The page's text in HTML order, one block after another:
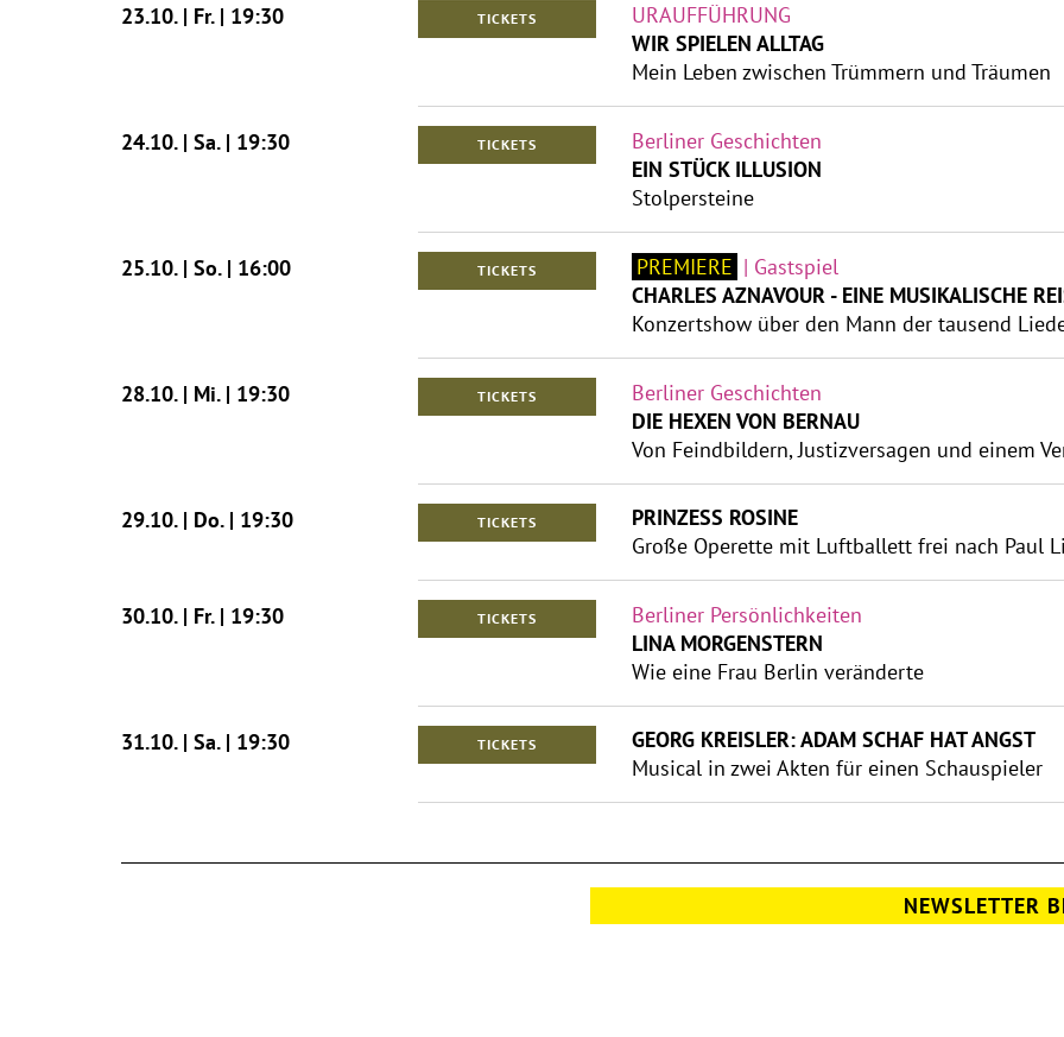
23.10. | Fr. | 19:30 TICKETS
URAUFFÜHRUNG
WIR SPIELEN ALLTAG
Mein Leben zwischen Trümmern und Träumen
24.10. | Sa. | 19:30 TICKETS
Berliner Geschichten
EIN STÜCK ILLUSION
Stolpersteine
25.10. | So. | 16:00 TICKETS PREMIERE | Gastspiel
CHARLES AZNAVOUR - EINE MUSIKALISCHE
Konzertshow über den Mann der tausend
28.10. | Mi. | 19:30 TICKETS
Berliner Geschichten
DIE HEXEN VON BERNAU
Von Feindbildern, Justizversagen und einem
29.10. | Do. | 19:30 TICKETS
PRINZESS ROSINE
Große Operette mit Luftballett frei nach Paul
30.10. | Fr. | 19:30 TICKETS
Berliner Persönlichkeiten
LINA MORGENSTERN
Wie eine Frau Berlin veränderte
31.10. | Sa. | 19:30 TICKETS
GEORG KREISLER: ADAM SCHAF HAT ANGST
Musical in zwei Akten für einen Schauspieler
NEWSLETTER